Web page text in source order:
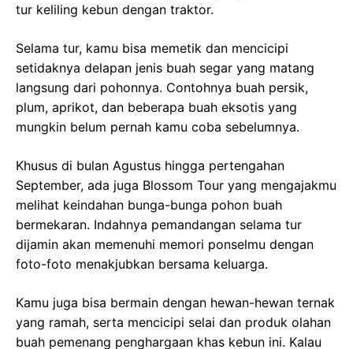
tur keliling kebun dengan traktor.
Selama tur, kamu bisa memetik dan mencicipi
setidaknya delapan jenis buah segar yang matang
langsung dari pohonnya. Contohnya buah persik,
plum, aprikot, dan beberapa buah eksotis yang
mungkin belum pernah kamu coba sebelumnya.
Khusus di bulan Agustus hingga pertengahan
September, ada juga Blossom Tour yang mengajakmu
melihat keindahan bunga-bunga pohon buah
bermekaran. Indahnya pemandangan selama tur
dijamin akan memenuhi memori ponselmu dengan
foto-foto menakjubkan bersama keluarga.
Kamu juga bisa bermain dengan hewan-hewan ternak
yang ramah, serta mencicipi selai dan produk olahan
buah pemenang penghargaan khas kebun ini. Kalau